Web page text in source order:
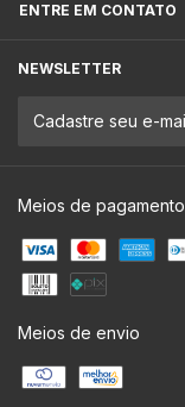
ENTRE EM CONTATO
NEWSLETTER
Meios de pagamento
Meios de envio